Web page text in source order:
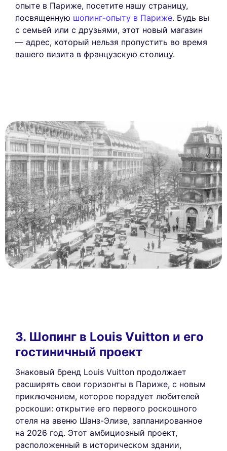
опыте в Париже, посетите нашу страницу,
посвященную шопинг-опыту в Париже. Будь вы
с семьей или с друзьями, этот новый магазин
— адрес, который нельзя пропустить во время
вашего визита в французскую столицу.
3. Шопинг в Louis Vuitton и его
гостиничный проект
Знаковый бренд Louis Vuitton продолжает
расширять свои горизонты в Париже, с новым
приключением, которое порадует любителей
роскоши: открытие его первого роскошного
отеля на авеню Шанз-Элизе, запланированное
на 2026 год. Этот амбициозный проект,
расположенный в историческом здании,